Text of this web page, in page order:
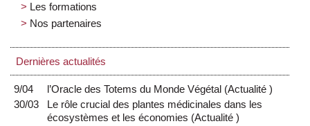
Les formations
Nos partenaires
Dernières actualités
9/04 l’Oracle des Totems du Monde Végétal (Actualité)
30/03
Le rôle crucial des plantes médicinales dans les
écosystèmes et les économies (Actualité)